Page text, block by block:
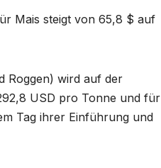
Mais steigt von 65,8 $ auf
Roggen) wird auf der
USD pro Tonne und für
Tag ihrer Einführung und